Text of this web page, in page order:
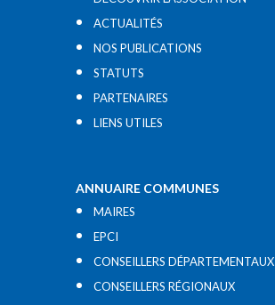
ACTUALITÉS
NOS PUBLICATIONS
STATUTS
PARTENAIRES
LIENS UTILES​
ANNUAIRE COMMUNES
MAIRES
EPCI
CONSEILLERS DÉPARTEMENTAUX
CONSEILLERS RÉGIONAUX